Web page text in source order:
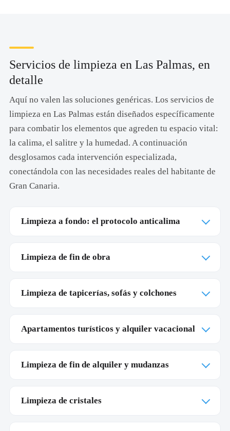
Servicios de limpieza en Las Palmas, en
detalle
Aquí no valen las soluciones genéricas. Los servicios de
limpieza en Las Palmas están diseñados específicamente
para combatir los elementos que agreden tu espacio vital:
la calima, el salitre y la humedad. A continuación
desglosamos cada intervención especializada,
conectándola con las necesidades reales del habitante de
Gran Canaria.
Limpieza a fondo: el protocolo anticalima
Limpieza de fin de obra
Limpieza de tapicerías, sofás y colchones
Apartamentos turísticos y alquiler vacacional
Limpieza de fin de alquiler y mudanzas
Limpieza de cristales